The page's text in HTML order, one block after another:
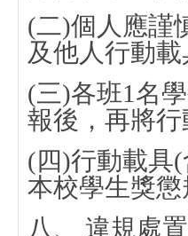
(二)個人應謹
及他人行動
(三)各班1名
報後，再將行
(四)行動載具(
本校學生獎
八、 違規處